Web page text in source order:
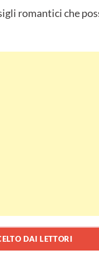
romantici che
DAI LETTORI